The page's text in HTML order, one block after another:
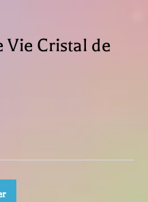
Vie Cristal de